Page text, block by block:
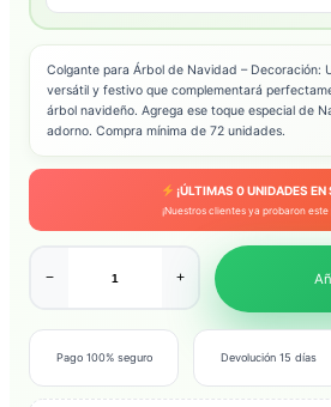
Colgante para Árbol de Navidad – Decoración:
versátil y festivo que complementará
árbol navideño. Agrega ese toque especial de
adorno. Compra mínima de 72 unidades.
¡ÚLTIMAS0UNIDADES
¡Nuestros clientes ya probaron
− +
Pago 100% seguro Devolución 15 días